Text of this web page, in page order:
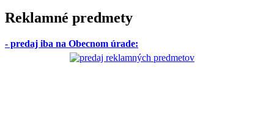
Reklamné predmety
- predaj iba na Obecnom úrade: